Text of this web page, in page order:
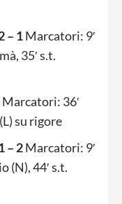
– 1Marcatori: 9′
35′ s.t.
Marcatori: 36′
su rigore
– 2Marcatori: 9′
(N), 44′ s.t.